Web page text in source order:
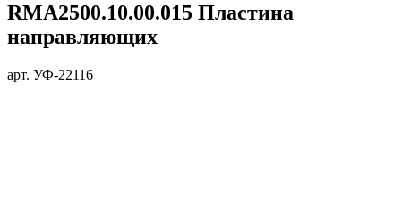
RMA2500.10.00.015 Пластина
направляющих
арт. УФ-22116